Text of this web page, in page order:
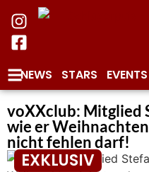
NEWS STARS EVENTS
voXXclub: Mitglied
wie er
nicht fehlen darf!
EXKLUSIV